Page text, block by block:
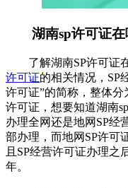
湖南sp许可证
了解湖南SP许可证
许可证的相关情况，SP
许可证”的简称，整体分
许可证，想要知道湖南
办理全网还是地网SP经
部办理，而地网SP许可
且SP经营许可证办理之
年。